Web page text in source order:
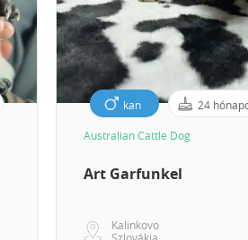
kan 24
Australian Cattle Dog
Art Garfunkel
Kalinkovo